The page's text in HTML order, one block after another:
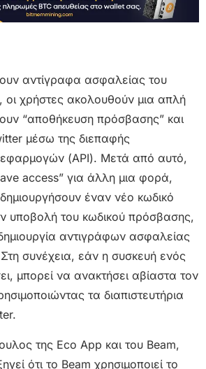
αντίγραφα ασφαλείας του
οι χρήστες ακολουθούν μια απλή
“αποθήκευση πρόσβασης” και
μέσω της διεπαφής
(API). Μετά από αυτό,
access” για άλλη μια φορά,
έναν νέο κωδικό
υποβολή του κωδικού πρόσβασης,
αντιγράφων ασφαλείας
συνέχεια, εάν η συσκευή ενός
μπορεί να ανακτήσει αβίαστα τον
τα διαπιστευτήρια
της Eco App και του Beam,
ότι το Beam χρησιμοποιεί το